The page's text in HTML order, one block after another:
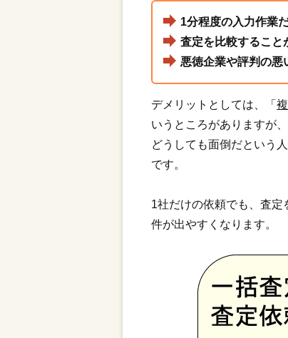
1分程度の入力作業
査定を比較すること
悪徳企業や評判の悪
デメリットとしては、「
いうところがありますが
どうしても面倒だという人
です。
1社だけの依頼でも、査
件が出やすくなります。